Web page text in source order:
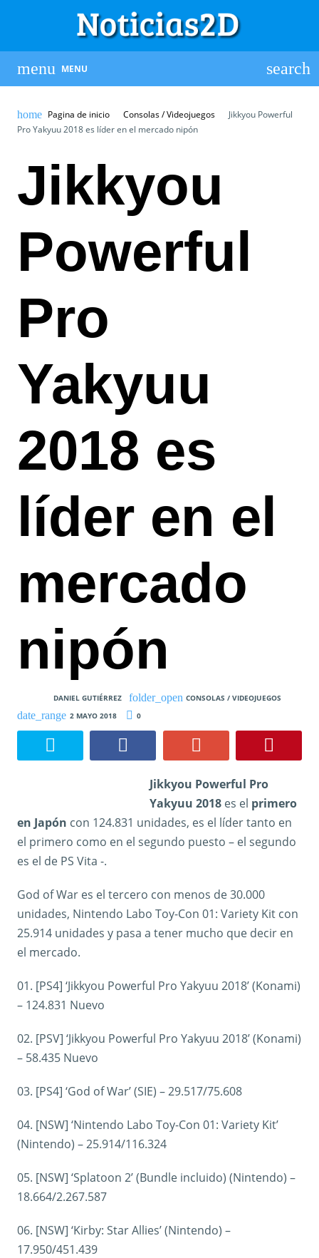
MENU
Pagina de inicio Consolas / Videojuegos
Jikkyou Powerful
Pro Yakyuu 2018 es líder en el mercado nipón
Jikkyou
Powerful
Pro
Yakyuu
2018 es
líder en el
mercado
nipón
DANIEL GUTIÉRREZ
CONSOLAS / VIDEOJUEGOS
2 MAYO 2018
0
Jikkyou Powerful Pro
Yakyuu 2018es el primero
en Japón con 124.831 unidades, es el líder tanto en
el primero como en el segundo puesto – el segundo
es el de PS Vita -.
God of War es el tercero con menos de 30.000
unidades, Nintendo Labo Toy-Con 01: Variety Kit con
25.914 unidades y pasa a tener mucho que decir en
el mercado.
01. [PS4] ‘Jikkyou Powerful Pro Yakyuu 2018’ (Konami)
– 124.831 Nuevo
02. [PSV] ‘Jikkyou Powerful Pro Yakyuu 2018’ (Konami)
– 58.435 Nuevo
03. [PS4] ‘God of War’ (SIE) – 29.517/75.608
04. [NSW] ‘Nintendo Labo Toy-Con 01: Variety Kit’
(Nintendo) – 25.914/116.324
05. [NSW] ‘Splatoon 2’ (Bundle incluido) (Nintendo) –
18.664/2.267.587
06. [NSW] ‘Kirby: Star Allies’ (Nintendo) –
17.950/451.439